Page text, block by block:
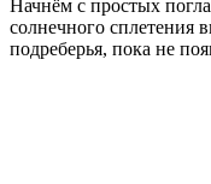
Начнём с простых
солнечного сплетения
подреберья, пока не